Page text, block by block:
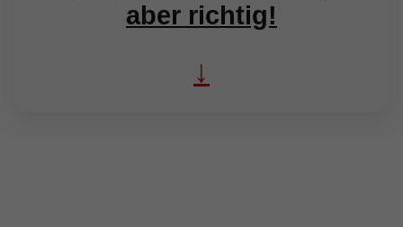
aber richtig!
↓